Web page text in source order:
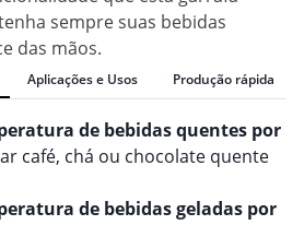
sempre suas bebidas
das mãos.
Aplicações e Usos Produção rápida
de bebidas quentes por
café, chá ou chocolate quente
de bebidas geladas por